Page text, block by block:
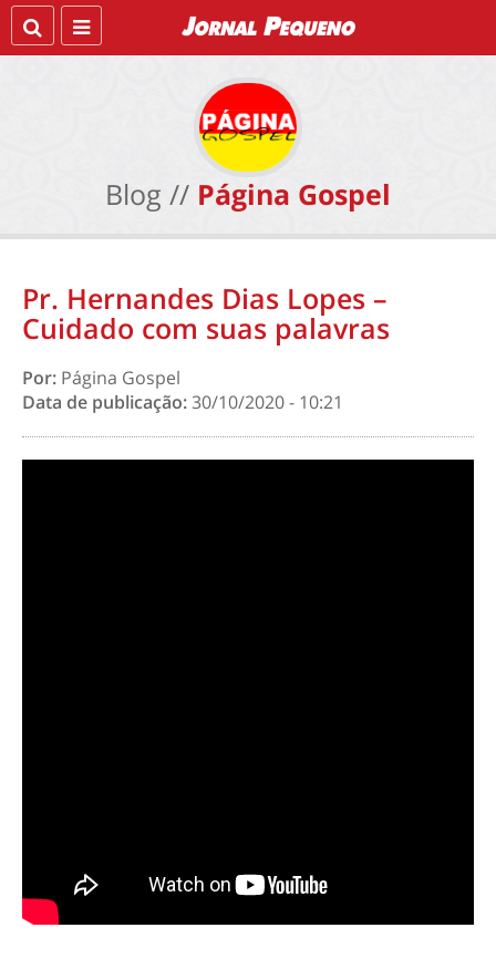
Blog // Página Gospel
Pr. Hernandes Dias Lopes –
Cuidado com suas palavras
Por: Página Gospel
Data de publicação:30/10/2020 - 10:21